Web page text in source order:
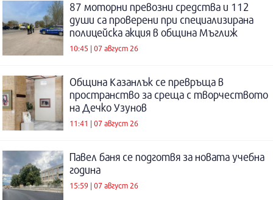
87 моторни превозни средства и 112
души са проверени при специализирана
полицейска акция в община Мъглиж
10:45 | 07 август 26
Община Казанлък се превръща в
пространство за среща с творчеството
на Дечко Узунов
11:41 | 07 август 26
Павел баня се подготвя за новата учебна
година
15:59 | 07 август 26